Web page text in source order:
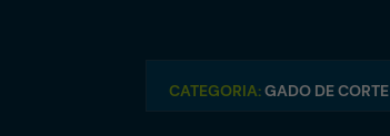
CATEGORIA:GADO DE CORTE